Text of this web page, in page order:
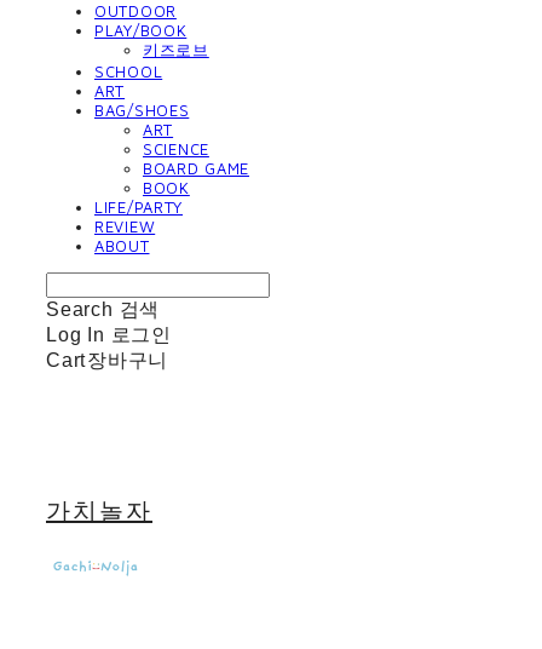
OUTDOOR
PLAY/BOOK
키즈로브
SCHOOL
ART
BAG/SHOES
ART
SCIENCE
BOARD GAME
BOOK
LIFE/PARTY
REVIEW
ABOUT
Search 검색
Log In 로그인
Cart장바구니
가치놀자